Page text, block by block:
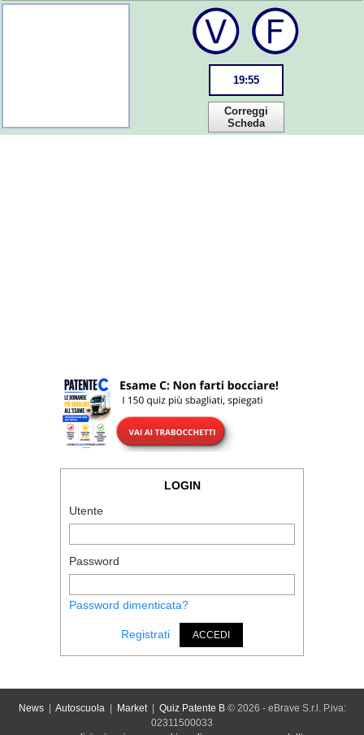
19:55
Correggi
Scheda
LOGIN
Utente
Password
Password dimenticata?
Registrati ACCEDI
News| Autoscuola| Market| Quiz Patente B© 2026 - eBrave S.r.l. P.iva:
02311500033